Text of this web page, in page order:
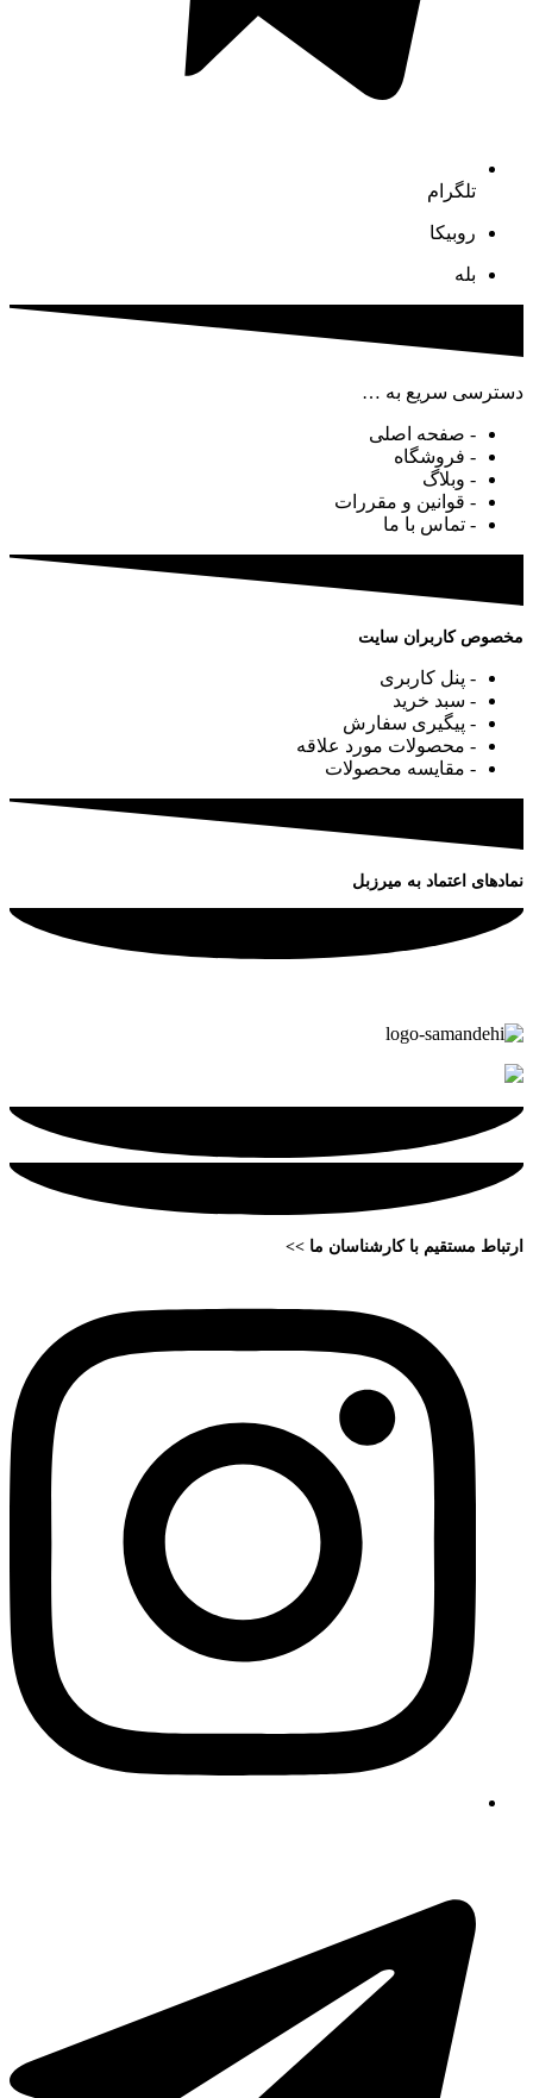
تلگرام
روبیکا
بله
دسترسی سریع به …
- صفحه اصلی
- فروشگاه
- وبلاگ
- قوانین و مقررات
- تماس با ما
مخصوص کاربران سایت
- پنل کاربری
- سبد خرید
- پیگیری سفارش
- محصولات مورد علاقه
- مقایسه محصولات
نمادهای اعتماد به میرزبل
ارتباط مستقیم با کارشناسان ما >>